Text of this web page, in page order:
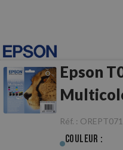
Epson
Originale
Réf. :
Couleur :